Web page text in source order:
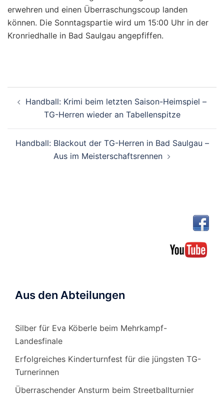
erwehren und einen Überraschungscoup landen
können. Die Sonntagspartie wird um 15:00 Uhr in der
Kronriedhalle in Bad Saulgau angepfiffen.
Handball: Krimi beim letzten Saison-Heimspiel –
TG-Herren wieder an Tabellenspitze
Handball: Blackout der TG-Herren in Bad Saulgau –
Aus im Meisterschaftsrennen
Aus den Abteilungen
Silber für Eva Köberle beim Mehrkampf-
Landesfinale
Erfolgreiches Kinderturnfest für die jüngsten TG-
Turnerinnen
Überraschender Ansturm beim Streetballturnier